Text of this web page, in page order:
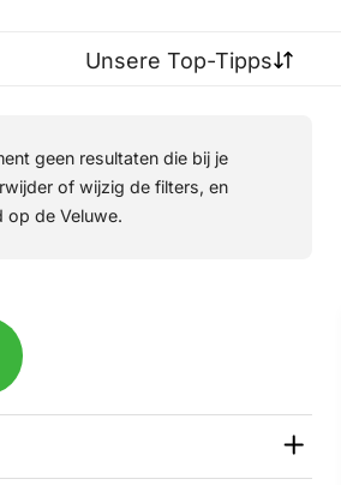
Unsere Top-Tipps
geen resultaten die bij je
of wijzig de filters, en
op de Veluwe.